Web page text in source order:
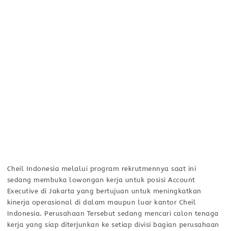
Cheil Indonesia melalui program rekrutmennya saat ini
sedang membuka lowongan kerja untuk posisi Account
Executive di Jakarta yang bertujuan untuk meningkatkan
kinerja operasional di dalam maupun luar kantor Cheil
Indonesia. Perusahaan Tersebut sedang mencari calon tenaga
kerja yang siap diterjunkan ke setiap divisi bagian perusahaan